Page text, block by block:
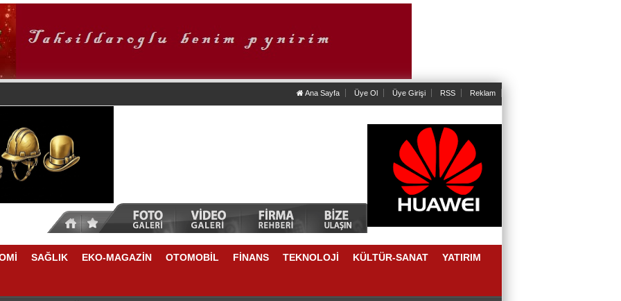
Ana Sayfa Üye Ol Üye Girişi RSS Reklam
SAĞLIK EKO-MAGAZİN OTOMOBİL FİNANS TEKNOLOJİ KÜLTÜR-SANAT YATIRIM
ANKARA'DA
ISTANBUL’DAN HAYVAN DOSTLARINA ÖZEL YAKLAŞIM